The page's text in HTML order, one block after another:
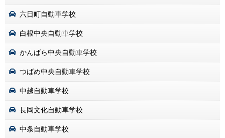
六日町自動車学校
白根中央自動車学校
かんばら中央自動車学校
つばめ中央自動車学校
中越自動車学校
長岡文化自動車学校
中条自動車学校